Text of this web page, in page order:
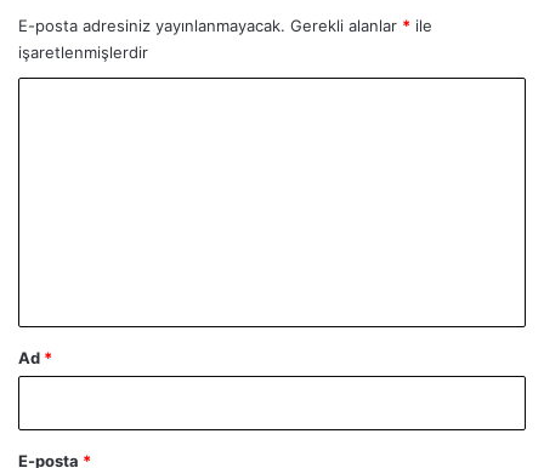
E-posta adresiniz yayınlanmayacak. Gerekli alanlar * ile
işaretlenmişlerdir
Ad *
E-posta *